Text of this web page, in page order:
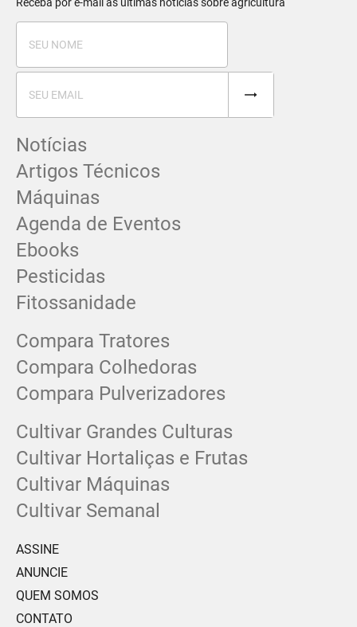
Notícias
Artigos Técnicos
Máquinas
Agenda de Eventos
Ebooks
Pesticidas
Fitossanidade
Compara Tratores
Compara Colhedoras
Compara Pulverizadores
Cultivar Grandes Culturas
Cultivar Hortaliças e Frutas
Cultivar Máquinas
Cultivar Semanal
ASSINE
ANUNCIE
QUEM SOMOS
CONTATO